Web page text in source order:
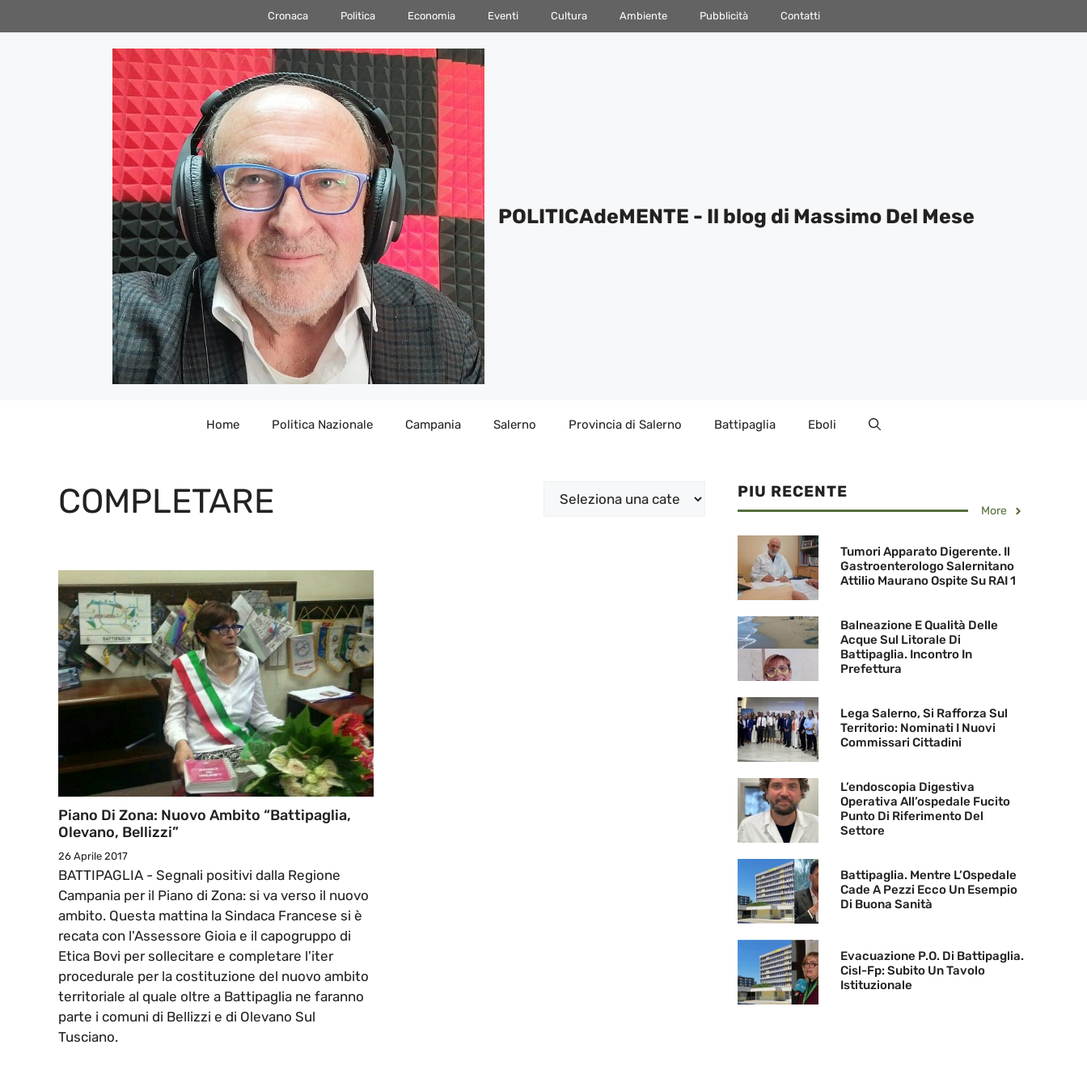
al
Cronaca Politica Economia Eventi Cultura Ambiente Pubblicità Contatti
POLITICAdeMENTE - Il blog di Massimo Del Mese
Home Politica Nazionale Campania Salerno Provincia di Salerno Battipaglia Eboli
COMPLETARE Categorie
Piano Di Zona: Nuovo Ambito “Battipaglia,
Olevano, Bellizzi”
26 Aprile 2017
BATTIPAGLIA - Segnali positivi dalla Regione
Campania per il Piano di Zona: si va verso il nuovo
ambito. Questa mattina la Sindaca Francese si è
recata con l'Assessore Gioia e il capogruppo di
Etica Bovi per sollecitare e completare l'iter
procedurale per la costituzione del nuovo ambito
territoriale al quale oltre a Battipaglia ne faranno
parte i comuni di Bellizzi e di Olevano Sul
Tusciano.
PIU RECENTE
More
Tumori Apparato Digerente. Il
Gastroenterologo Salernitano
Attilio Maurano Ospite Su RAI 1
Balneazione E Qualità Delle
Acque Sul Litorale Di
Battipaglia. Incontro In
Prefettura
Lega Salerno, Si Rafforza Sul
Territorio: Nominati I Nuovi
Commissari Cittadini
L’endoscopia Digestiva
Operativa All’ospedale Fucito
Punto Di Riferimento Del
Settore
Battipaglia. Mentre L’Ospedale
Cade A Pezzi Ecco Un Esempio
Di Buona Sanità
Evacuazione P.O. Di Battipaglia.
Cisl-Fp: Subito Un Tavolo
Istituzionale